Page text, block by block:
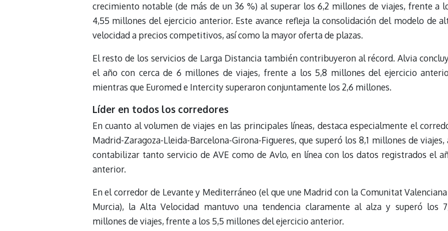
crecimiento notable (de más de un 36 %) al superar los 6,2 millones de viajes, frente a
4,55 millones del ejercicio anterior. Este avance refleja la consolidación del modelo de
velocidad a precios competitivos, así como la mayor oferta de plazas.
El resto de los servicios de Larga Distancia también contribuyeron al récord. Alvia
el año con cerca de 6 millones de viajes, frente a los 5,8 millones del ejercicio
mientras que Euromed e Intercity superaron conjuntamente los 2,6 millones.
Líder en todos los corredores
En cuanto al volumen de viajes en las principales líneas, destaca especialmente el
Madrid-Zaragoza-Lleida-Barcelona-Girona-Figueres, que superó los 8,1 millones de viajes,
contabilizar tanto servicio de AVE como de Avlo, en línea con los datos registrados el
anterior.
En el corredor de Levante y Mediterráneo (el que une Madrid con la Comunitat
Murcia), la Alta Velocidad mantuvo una tendencia claramente al alza y superó los
millones de viajes, frente a los 5,5 millones del ejercicio anterior.